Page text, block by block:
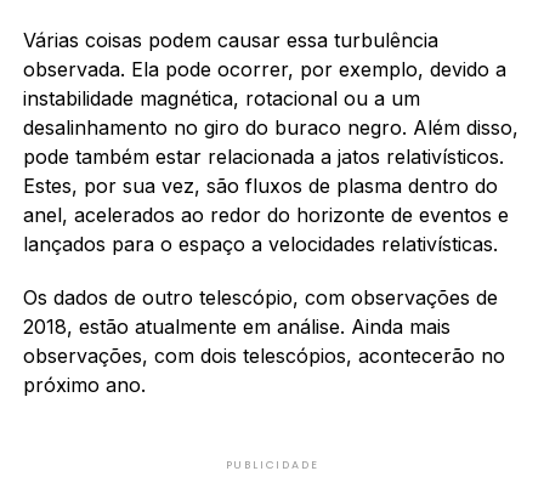
Várias coisas podem causar essa turbulência
observada. Ela pode ocorrer, por exemplo, devido a
instabilidade magnética, rotacional ou a um
desalinhamento no giro do buraco negro. Além disso,
pode também estar relacionada a jatos relativísticos.
Estes, por sua vez, são fluxos de plasma dentro do
anel, acelerados ao redor do horizonte de eventos e
lançados para o espaço a velocidades relativísticas.
Os dados de outro telescópio, com observações de
2018, estão atualmente em análise. Ainda mais
observações, com dois telescópios, acontecerão no
próximo ano.
PUBLICIDADE